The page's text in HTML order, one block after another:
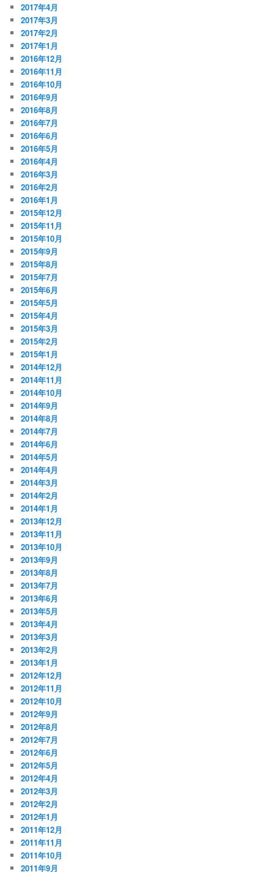
2017年4月
2017年3月
2017年2月
2017年1月
2016年12月
2016年11月
2016年10月
2016年9月
2016年8月
2016年7月
2016年6月
2016年5月
2016年4月
2016年3月
2016年2月
2016年1月
2015年12月
2015年11月
2015年10月
2015年9月
2015年8月
2015年7月
2015年6月
2015年5月
2015年4月
2015年3月
2015年2月
2015年1月
2014年12月
2014年11月
2014年10月
2014年9月
2014年8月
2014年7月
2014年6月
2014年5月
2014年4月
2014年3月
2014年2月
2014年1月
2013年12月
2013年11月
2013年10月
2013年9月
2013年8月
2013年7月
2013年6月
2013年5月
2013年4月
2013年3月
2013年2月
2013年1月
2012年12月
2012年11月
2012年10月
2012年9月
2012年8月
2012年7月
2012年6月
2012年5月
2012年4月
2012年3月
2012年2月
2012年1月
2011年12月
2011年11月
2011年10月
2011年9月